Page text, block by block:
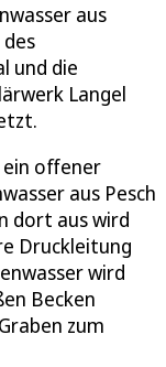
aus
und die
Langel
ein offener
aus Pesch
dort aus wird
Druckleitung
wird
Becken
zum